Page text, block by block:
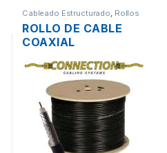
Cableado Estructurado, Rollos
ROLLO DE CABLE
COAXIAL
75 OHM 305MTS